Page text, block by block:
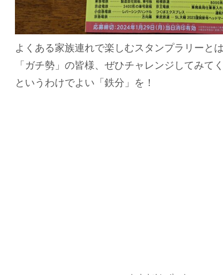
よくある家族連れで楽しむスタンプラリーと
「ガチ勢」の皆様、ぜひチャレンジしてみて
というわけでよい「鉄分」を！